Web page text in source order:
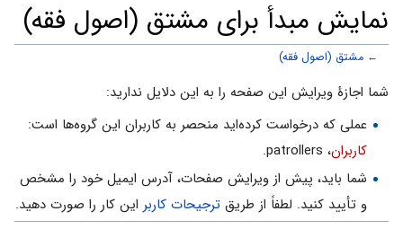
نمایش مبدأ برای مشتق (اصول فقه)
←مشتق (اصول فقه)
پرش
ناوبری
پرش
جستجو
شما اجازهٔ ویرایش این صفحه را به این دلایل ندارید:
عملی که درخواست کرده‌اید منحصر به کاربران این گروه‌ها است:
کاربران، patrollers.
شما باید، پیش از ویرایش صفحات، آدرس ایمیل خود را مشخص
و تأیید کنید. لطفاً از طریق ترجیحات کاربر این کار را صورت دهید.